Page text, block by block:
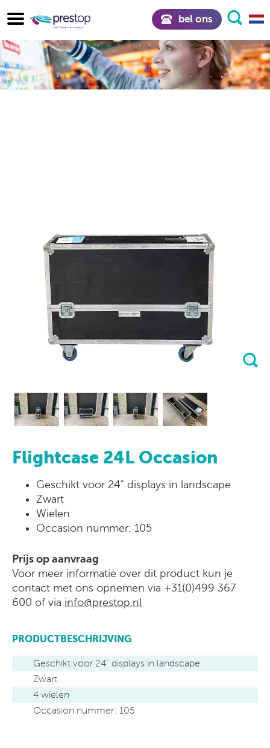
bel ons
Flightcase 24L Occasion
Geschikt voor 24" displays in landscape
Zwart
Wielen
Occasion nummer: 105
Prijs op aanvraag
Voor meer informatie over dit product kun je
contact met ons opnemen via +31(0)499 367
600 of via info@prestop.nl
PRODUCTBESCHRIJVING
Geschikt voor 24" displays in landscape
Zwart
4 wielen
Occasion nummer: 105